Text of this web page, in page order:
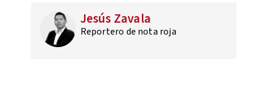
Jesús Zavala
Reportero de nota roja